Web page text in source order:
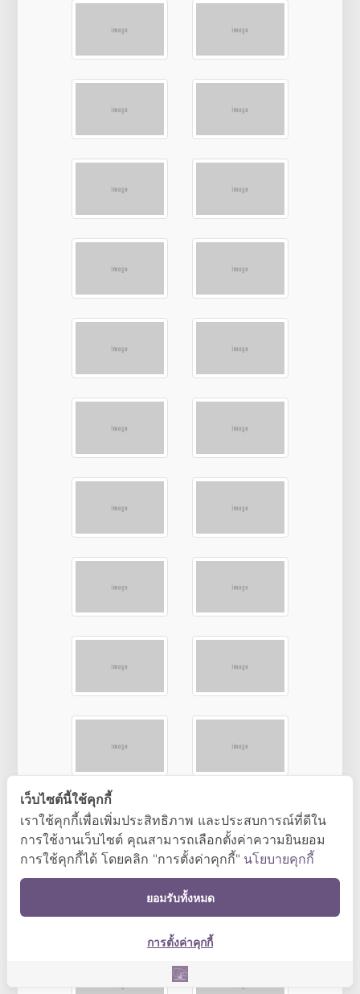
เว็บไซต์นี้ใช้คุกกี้
เราใช้คุกกี้เพื่อเพิ่มประสิทธิภาพ และประสบการณ์ที่ดีใน
การใช้งานเว็บไซต์ คุณสามารถเลือกตั้งค่าความยินยอม
การใช้คุกกี้ได้ โดยคลิก "การตั้งค่าคุกกี้" นโยบายคุกกี้
ยอมรับทั้งหมด
การตั้งค่าคุกกี้